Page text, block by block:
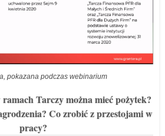
pokazana podczas webinarium
Tarczy można mieć pożytek?
Co zrobić z przestojami w
pracy?